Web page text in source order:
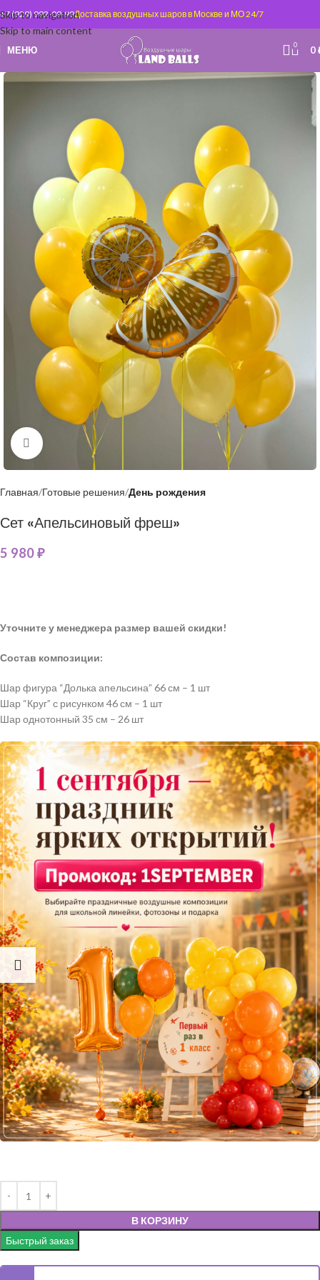
Skip to navigation
Skip to main content
+7 (929) 992-09-99Доставка воздушных шаров в Москве и МО 24/7
МЕНЮ 0 0
Нажмите, чтобы увеличить
Главная Готовые решения День рождения
Сет «Апельсиновый фреш»
5 980₽
Уточните у менеджера размер вашей скидки!
Состав композиции:
Шар фигура “Долька апельсина” 66 см – 1 шт
Шар “Круг” с рисунком 46 см – 1 шт
Шар однотонный 35 см – 26 шт
В КОРЗИНУ
Быстрый заказ